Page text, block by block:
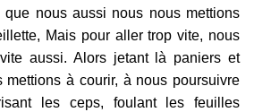
nous aussi nous nous mettions
Mais pour aller trop vite, nous
aussi. Alors jetant là paniers et
mettions à courir, à nous poursuivre
les ceps, foulant les feuilles